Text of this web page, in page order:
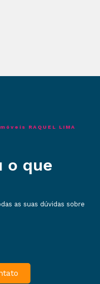
RAQUEL LIMA
o que
as suas dúvidas sobre